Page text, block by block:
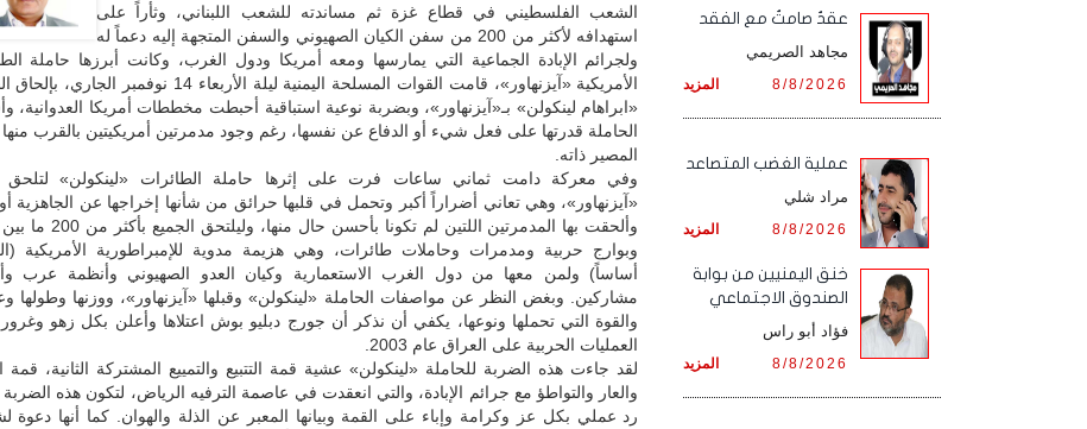
الشعب الفلسطيني في قطاع غزة ثم مساندته للشعب اللبناني، وثأراً على
استهدافه لأكثر من 200 من سفن الكيان الصهيوني والسفن المتجهة إليه دعماً له
ولجرائم الإبادة الجماعية التي يمارسها ومعه أمريكا ودول الغرب، وكانت أبرزها حاملة
الأمريكية «آيزنهاور»، قامت القوات المسلحة اليمنية ليلة الأربعاء 14 نوفمبر
«ابراهام لينكولن» بـ«آيزنهاور»، وبضربة نوعية استباقية أحبطت مخططات أمريكا العدوانية،
الحاملة قدرتها على فعل شيء أو الدفاع عن نفسها، رغم وجود مدمرتين أمريكيتين بالقرب منها
المصير ذاته.
وفي معركة دامت ثماني ساعات فرت على إثرها حاملة الطائرات «لينكولن» لتلحق
«آيزنهاور»، وهي تعاني أضراراً أكبر وتحمل في قلبها حرائق من شأنها إخراجها عن الجاهزية أو
وألحقت بها المدمرتين اللتين لم تكونا بأحسن
وبوارج حربية ومدمرات وحاملات طائرات، وهي هزيمة مدوية للإمبراطورية الأمريكية
أساساً) ولمن معها من دول الغرب الاستعمارية وكيان العدو الصهيوني وأنظمة عرب
مشاركين. وبغض النظر عن مواصفات الحاملة «لينكولن» وقبلها «آيزنهاور»، ووزنها وطولها
والقوة التي تحملها ونوعها، يكفي أن نذكر أن جورج دبليو بوش اعتلاها وأعلن بكل زهو وغرور
العمليات الحربية على العراق عام 2003.
لقد جاءت هذه الضربة للحاملة «لينكولن» عشية قمة التتبيع والتمييع المشتركة الثانية، قمة
والعار والتواطؤ مع جرائم الإبادة، والتي انعقدت في عاصمة الترفيه الرياض، لتكون هذه الضربة
رد عملي بكل عز وكرامة وإباء على القمة وبيانها المعبر عن الذلة والهوان. كما أنها دعوة
عقدٌ صامتٌ مع الفقد
مجاهد الصريمي
المزيد 8/8/2026
‏عملية الغضب المتصاعد
مراد شلي
المزيد 8/8/2026
خنق اليمنيين من بوابة
الصندوق الاجتماعي
فؤاد أبو راس
المزيد 8/8/2026